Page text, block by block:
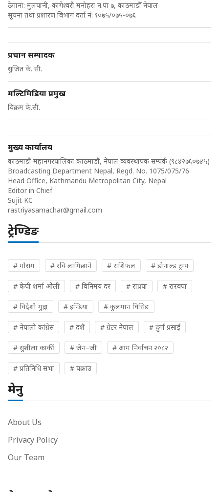
ठेगाना: मुलपानी, कागेश्वरी मनोहरा न.पा ७, काठमाडौँ नेपाल
सूचना तथा प्रशारण विभाग दर्ता नं: १०७५/०७५-०७६
प्रधान सम्पादक
सुजित के. सी.
मल्टिमिडिया प्रमुख
विक्रम के.सी.
मुख्य कार्यालय
काठमाडौं महानगरपालिका काठमाडौं, नेपाल व्यवस्थापक सम्पर्क (९८४२७६०७४५)
Broadcasting Department Nepal, Regd. No. 1075/075/76
Head Office, Kathmandu Metropolitan City, Nepal
Editor in Chief
Sujit KC
rastriyasamachar@gmail.com
ट्रेण्डिङ
# मौसम # रवि लामिछाने # राशिफल # डोनाल्ड ट्रम्प
# केपी शर्मा ओली # विनिमय दर # राप्रपा # रास्वपा
# विदेशी मुद्रा # इन्डिया # कुलमान घिसिङ
# नेपाली कांग्रेस # दशैं # ग्रेटर नेपाल # दुर्गा प्रसाईं
# सुशीला कार्की # जेन–जी # आम निर्वाचन २०८२
# प्रतिनिधि सभा # पक्राउ
मेनु
About Us
Privacy Policy
Our Team